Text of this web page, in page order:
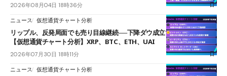
2026年08月04日 18時36分
ニュース 仮想通貨チャート分析
リップル、反発局面でも売り目線継続──下降ダウ成立で下値追う展開
【仮想通貨チャート分析】XRP、BTC、ETH、UAI
2026年07月30日 18時11分
ニュース 仮想通貨チャート分析